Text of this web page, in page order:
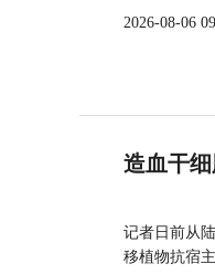
2026-08-06
造血干
记者日前从
移植物抗宿